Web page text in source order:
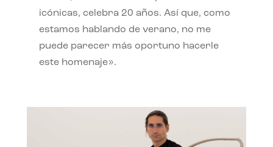
icónicas, celebra 20 años. Así que, como
estamos hablando de verano, no me
puede parecer más oportuno hacerle
este homenaje».